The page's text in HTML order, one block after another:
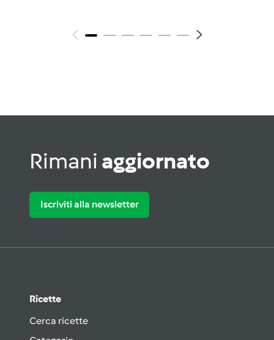
Rimani aggiornato
Iscriviti alla newsletter
Ricette
Cerca ricette